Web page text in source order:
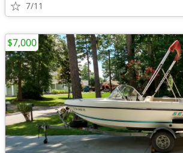
7/11
$7,000